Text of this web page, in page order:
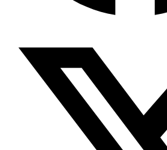
জিপিএ-৫-এর বন্যা,